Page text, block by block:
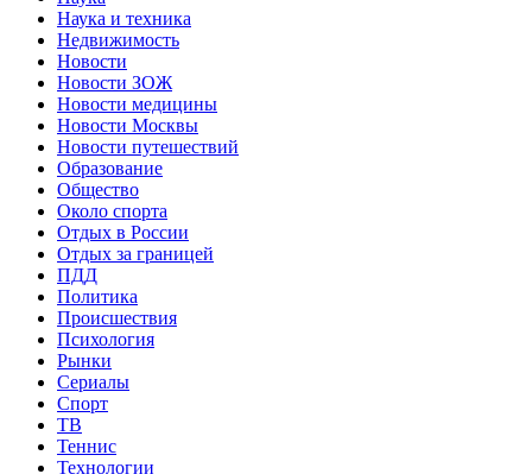
Наука и техника
Недвижимость
Новости
Новости ЗОЖ
Новости медицины
Новости Москвы
Новости путешествий
Образование
Общество
Около спорта
Отдых в России
Отдых за границей
ПДД
Политика
Происшествия
Психология
Рынки
Сериалы
Спорт
ТВ
Теннис
Технологии